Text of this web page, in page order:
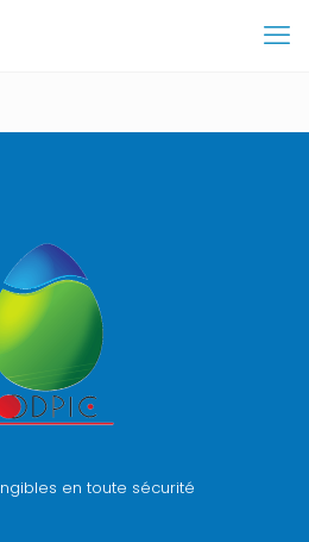
en toute sécurité